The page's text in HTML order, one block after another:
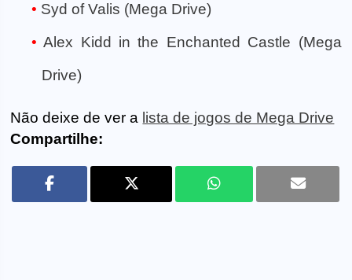
Syd of Valis (Mega Drive)
Alex Kidd in the Enchanted Castle (Mega
Drive)
Não deixe de ver a lista de jogos de Mega Drive
Compartilhe: